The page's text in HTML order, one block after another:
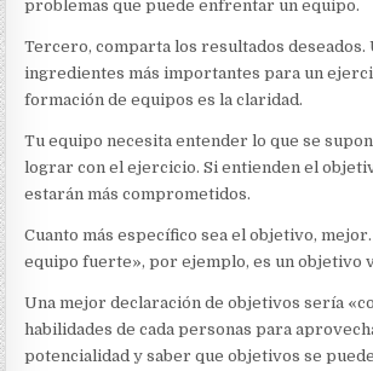
problemas que puede enfrentar un equipo.
Tercero, comparta los resultados deseados.
ingredientes más importantes para un
formación de equipos es la claridad.
Tu equipo necesita entender lo que se
lograr con el ejercicio. Si entienden el
estarán más comprometidos.
Cuanto más específico sea el objetivo,
equipo fuerte», por ejemplo, es un objetivo
Una mejor declaración de objetivos sería
habilidades de cada personas para
potencialidad y saber que objetivos se